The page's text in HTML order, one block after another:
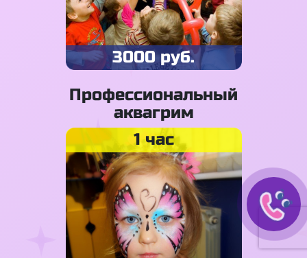
3000 руб.
Профессиональный
аквагрим
1 час